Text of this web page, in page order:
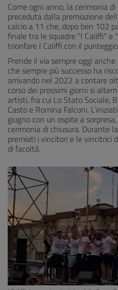
Come ogni anno, la cerimonia
preceduta dalla premiazione
calcio a 11 che, dopo ben 102
finale tra le squadre "I Califfi" e
trionfare I Califfi con il
Prende il via sempre oggi
che sempre più successo ha
arrivando nel 2022 a contare
corso dei prossimi giorni si
artisti, fra cui Lo Stato Sociale,
Casto e Romina Falconi.
giugno con un ospite a
cerimonia di chiusura. Durante
premiati i vincitori e le vincitrici
di facoltà.